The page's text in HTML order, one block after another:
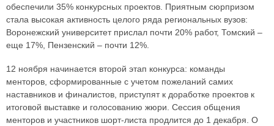
обеспечили 35% конкурсных проектов. Приятным сюрпризом
стала высокая активность целого ряда региональных вузов:
Воронежский университет прислал почти 20% работ, Томский –
еще 17%, Пензенский – почти 12%.
12 ноября начинается второй этап конкурса: команды
менторов, сформированные с учетом пожеланий самих
наставников и финалистов, приступят к доработке проектов к
итоговой выставке и голосованию жюри. Сессия общения
менторов и участников шорт-листа продлится до 1 декабря. О